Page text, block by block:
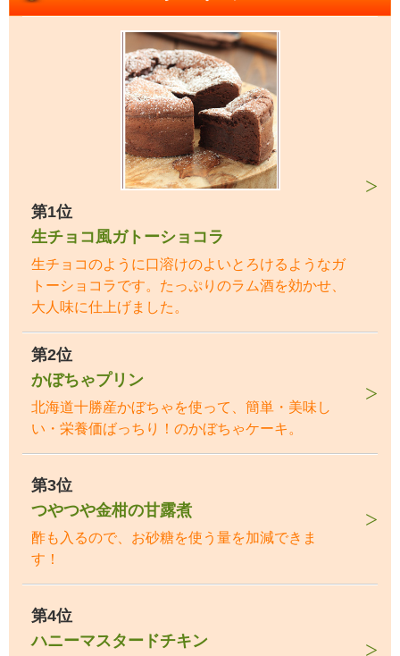
第1位
生チョコ風ガトーショコラ
生チョコのように口溶けのよいとろけるようなガ
トーショコラです。たっぷりのラム酒を効かせ、
大人味に仕上げました。
第2位
かぼちゃプリン
北海道十勝産かぼちゃを使って、簡単・美味し
い・栄養価ばっちり！のかぼちゃケーキ。
第3位
つやつや金柑の甘露煮
酢も入るので、お砂糖を使う量を加減できま
す！
第4位
ハニーマスタードチキン